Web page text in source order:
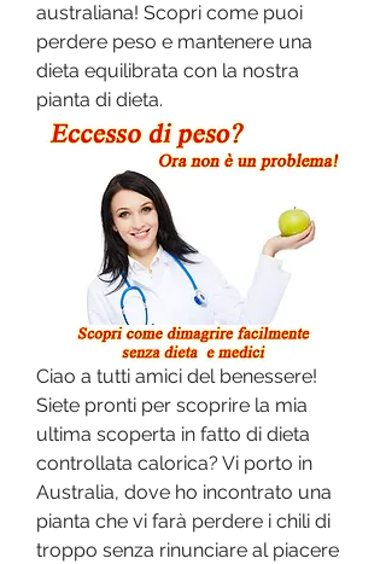
australiana! Scopri come puoi
perdere peso e mantenere una
dieta equilibrata con la nostra
pianta di dieta.
Ciao a tutti amici del benessere!
Siete pronti per scoprire la mia
ultima scoperta in fatto di dieta
controllata calorica? Vi porto in
Australia, dove ho incontrato una
pianta che vi farà perdere i chili di
troppo senza rinunciare al piacere